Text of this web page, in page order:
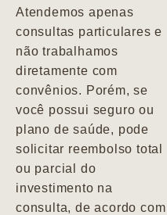
Atendemos apenas
consultas particulares e
não trabalhamos
diretamente com
convênios. Porém, se
você possui seguro ou
plano de saúde, pode
solicitar reembolso total
ou parcial do
investimento na
consulta, de acordo com